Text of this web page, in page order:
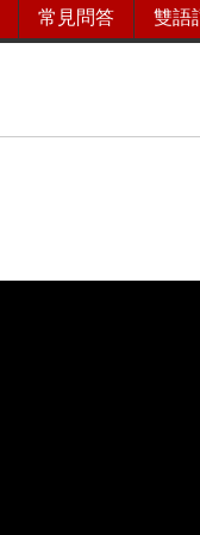
常見問答 雙語